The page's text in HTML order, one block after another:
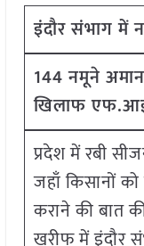
इंदौर संभाग में
144 नमूने
खिलाफ
प्रदेश में रबी
जहाँ किसानों
कराने की बात